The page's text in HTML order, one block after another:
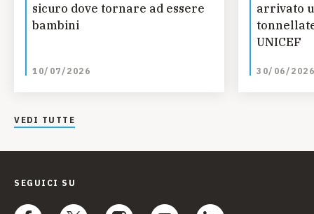
sicuro dove tornare ad essere
bambini
10/07/2026
arrivato
UNICEF
30/06/2026
VEDI TUTTE
SEGUICI SU